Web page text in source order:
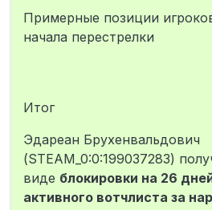
Примерные позиции
начала перестрелки
Итог
Эдареан Брухенвальдович
(STEAM_0:0:199037283)
виде блокировки на 26
активного вотчлиста за